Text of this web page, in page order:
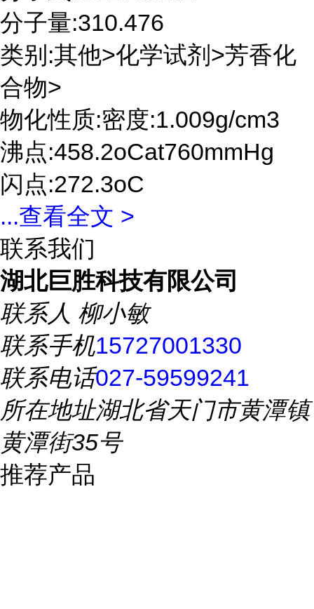
分子量:310.476
类别:其他>化学试剂>芳香化
合物>
物化性质:密度:1.009g/cm3
沸点:458.2oCat760mmHg
闪点:272.3oC
...查看全文 >
联系我们
湖北巨胜科技有限公司
联系人 柳小敏
联系手机15727001330
联系电话027-59599241
所在地址湖北省天门市黄潭镇
黄潭街35号
推荐产品